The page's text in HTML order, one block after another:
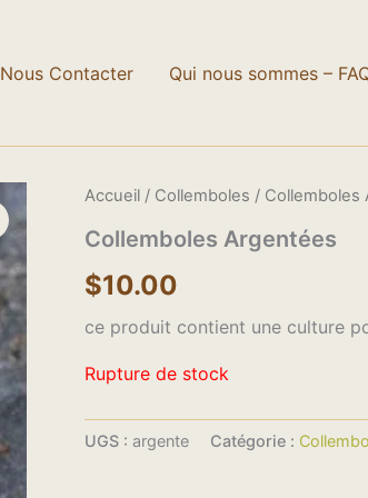
Nous Contacter Qui nous sommes –
Accueil / Collemboles / Collemboles
Collemboles Argentées
$10.00
ce produit contient une culture
Rupture de stock
UGS : argente Catégorie :